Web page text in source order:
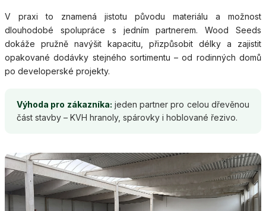
V praxi to znamená jistotu původu materiálu a možnost
dlouhodobé spolupráce s jedním partnerem. Wood Seeds
dokáže pružně navýšit kapacitu, přizpůsobit délky a zajistit
opakované dodávky stejného sortimentu – od rodinných domů
po developerské projekty.
Výhoda pro zákazníka: jeden partner pro celou dřevěnou
část stavby – KVH hranoly, spárovky i hoblované řezivo.